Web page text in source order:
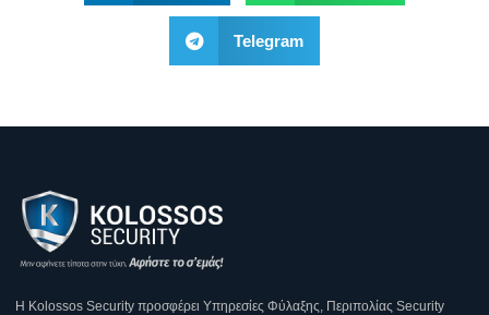
Telegram
Η Κοlossos Security προσφέρει Υπηρεσίες Φύλαξης, Περιπολίας Security